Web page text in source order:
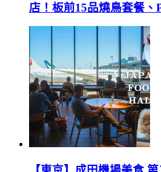
店！板前15品燒鳥套餐